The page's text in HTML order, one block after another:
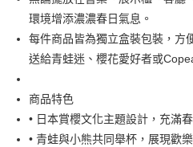
每筆NT$65，滿NT$999(含以上)免
7-11取貨付款
每筆NT$65，滿NT$999(含以上)免
宅配
環境增添濃濃春日氣息。
每件商品皆為獨立盒裝包裝，方
送給青蛙迷、櫻花愛好者或
商品特色
• 日本賞櫻文化主題設計，充滿
• 青蛙與小熊共同舉杯，展現歡